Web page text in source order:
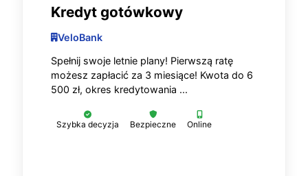
Kredyt gotówkowy
VeloBank
Spełnij swoje letnie plany! Pierwszą ratę
możesz zapłacić za 3 miesiące! Kwota do 6
500 zł, okres kredytowania ...
Szybka decyzja Bezpieczne Online